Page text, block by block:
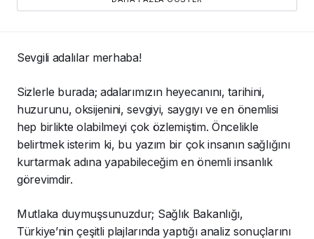
Sevgili adalılar merhaba!
Sizlerle burada; adalarımızın heyecanını, tarihini,
huzurunu, oksijenini, sevgiyi, saygıyı ve en önemlisi
hep birlikte olabilmeyi çok özlemiştim. Öncelikle
belirtmek isterim ki, bu yazım bir çok insanın sağlığını
kurtarmak adına yapabileceğim en önemli insanlık
görevimdir.
Mutlaka duymuşsunuzdur; Sağlık Bakanlığı,
Türkiye’nin çeşitli plajlarında yaptığı analiz sonuçlarını